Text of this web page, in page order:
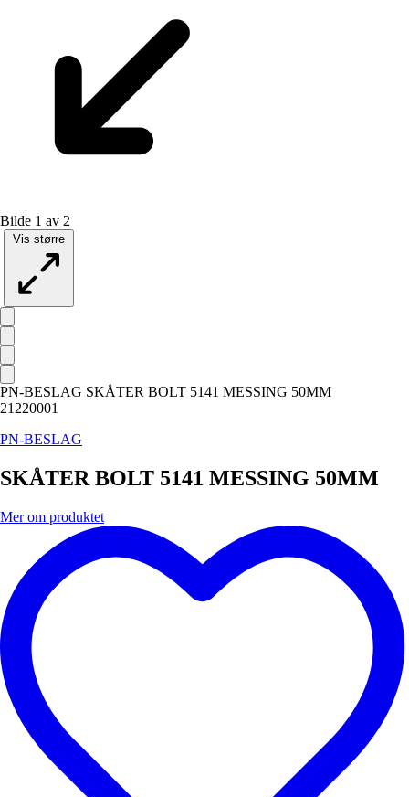
Bilde 1 av 2
Vis større
PN-BESLAG SKÅTER BOLT 5141 MESSING 50MM
21220001
PN-BESLAG
SKÅTER BOLT 5141 MESSING 50MM
Mer om produktet